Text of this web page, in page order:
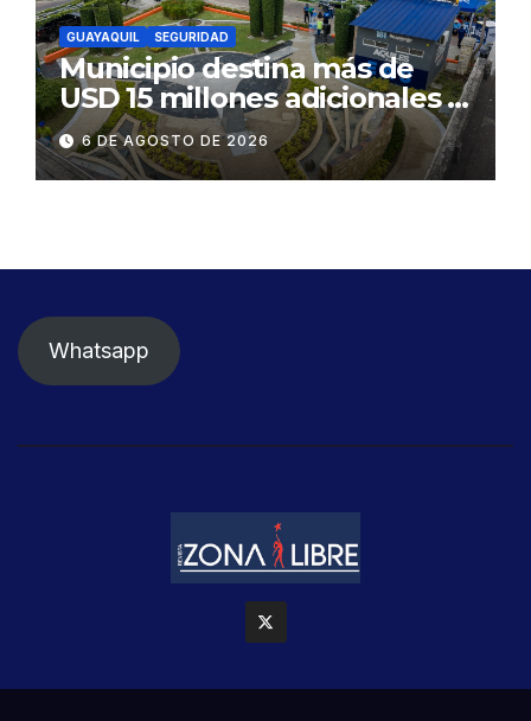
GUAYAQUIL SEGURIDAD
Municipio destina más de
USD 15 millones adicionales a
SEGURA EP para fortalecer la
seguridad ciudadana
6 DE AGOSTO DE 2026
Whatsapp